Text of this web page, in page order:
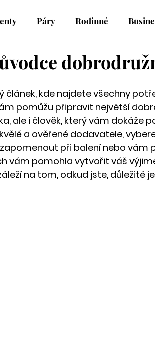
Páry Rodinné
článek, kde najdete všechny
pomůžu připravit největší
ale i člověk, který vám dokáže
a ověřené dodavatele,
při balení nebo vám
vám pomohla vytvořit váš
na tom, odkud jste, důležité